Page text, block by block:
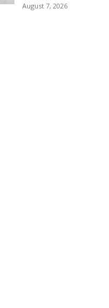
August 7, 2026